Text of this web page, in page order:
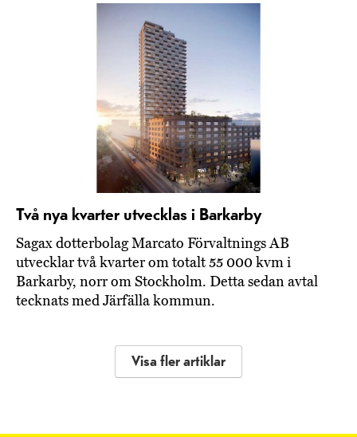
Två nya kvarter utvecklas i Barkarby
Sagax dotterbolag Marcato Förvaltnings AB
utvecklar två kvarter om totalt 55 000 kvm i
Barkarby, norr om Stockholm. Detta sedan avtal
tecknats med Järfälla kommun.
Visa fler artiklar